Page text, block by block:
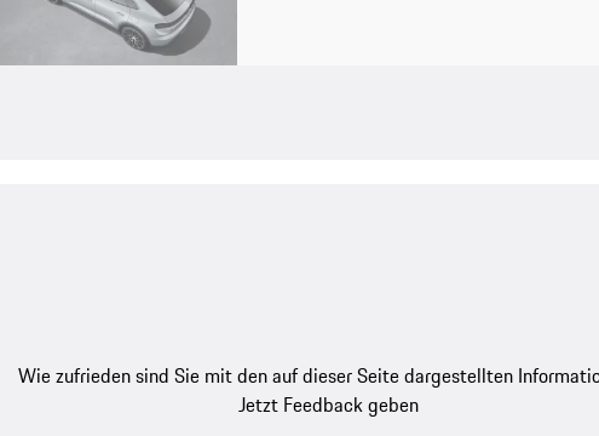
Wie zufrieden sind Sie mit den auf dieser Seite dargestellten
Jetzt Feedback geben